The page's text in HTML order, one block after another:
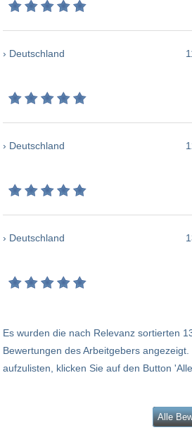
› Deutschland
› Deutschland
› Deutschland
Es wurden die nach Relevanz sortierten
Bewertungen des Arbeitgebers
aufzulisten, klicken Sie auf den Button
Alle